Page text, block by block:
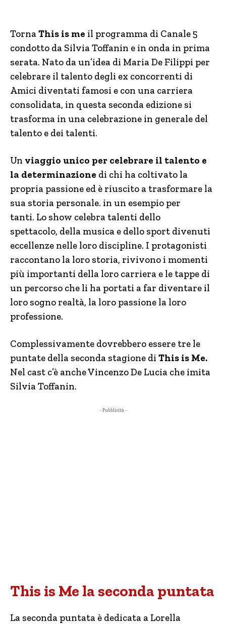
TornaThis is me il programma di Canale 5
condotto da Silvia Toffanin e in onda in prima
serata. Nato da un’idea di Maria De Filippi per
celebrare il talento degli ex concorrenti di
Amici diventati famosi e con una carriera
consolidata, in questa seconda edizione si
trasforma in una celebrazione in generale del
talento e dei talenti.
Un viaggio unico per celebrare il talento e
la determinazione di chi ha coltivato la
propria passione ed è riuscito a trasformare la
sua storia personale. in un esempio per
tanti. Lo show celebra talenti dello
spettacolo, della musica e dello sport divenuti
eccellenze nelle loro discipline. I protagonisti
raccontano la loro storia, rivivono i momenti
più importanti della loro carriera e le tappe di
un percorso che li ha portati a far diventare il
loro sogno realtà, la loro passione la loro
professione.
Complessivamente dovrebbero essere tre le
puntate della seconda stagione di This is Me.
Nel cast c’è anche Vincenzo De Lucia che imita
Silvia Toffanin.
- Pubblicità -
This is Me la seconda puntata
La seconda puntata è dedicata a Lorella